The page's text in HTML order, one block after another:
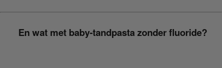
En wat met baby-tandpasta zonder fluoride?